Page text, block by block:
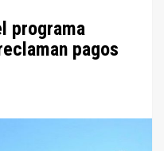
programa
pagos